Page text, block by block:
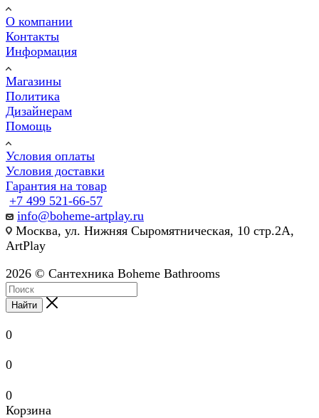
О компании
Контакты
Информация
Магазины
Политика
Дизайнерам
Помощь
Условия оплаты
Условия доставки
Гарантия на товар
+7 499 521-66-57
info@boheme-artplay.ru
Москва, ул. Нижняя Сыромятническая, 10 стр.2А,
ArtPlay
2026 © Сантехника Boheme Bathrooms
Найти
0
0
0
Корзина